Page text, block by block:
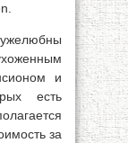
и
есть
за